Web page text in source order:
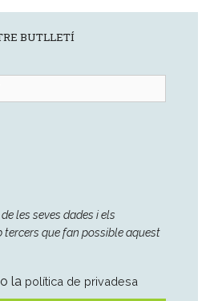
BUTLLETÍ
les seves dades i els
que fan possible aquest
la política de privadesa